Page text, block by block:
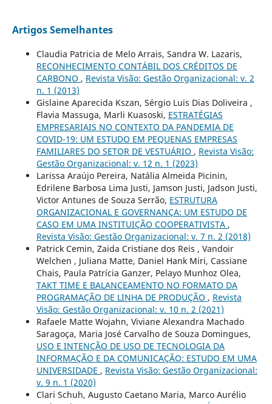
Artigos Semelhantes
Claudia Patricia de Melo Arrais, Sandra W. Lazaris,
RECONHECIMENTO CONTÁBIL DOS CRÉDITOS DE
CARBONO , Revista Visão: Gestão Organizacional: v. 2
n. 1 (2013)
Gislaine Aparecida Kszan, Sérgio Luis Dias Doliveira ,
Flavia Massuga, Marli Kuasoski, ESTRATÉGIAS
EMPRESARIAIS NO CONTEXTO DA PANDEMIA DE
COVID-19: UM ESTUDO EM PEQUENAS EMPRESAS
FAMILIARES DO SETOR DE VESTUÁRIO , Revista Visão:
Gestão Organizacional: v. 12 n. 1 (2023)
Larissa Araújo Pereira, Natália Almeida Picinin,
Edrilene Barbosa Lima Justi, Jamson Justi, Jadson Justi,
Victor Antunes de Souza Serrão, ESTRUTURA
ORGANIZACIONAL E GOVERNANÇA: UM ESTUDO DE
CASO EM UMA INSTITUIÇÃO COOPERATIVISTA ,
Revista Visão: Gestão Organizacional: v. 7 n. 2 (2018)
Patrick Cemin, Zaida Cristiane dos Reis , Vandoir
Welchen , Juliana Matte, Daniel Hank Miri, Cassiane
Chais, Paula Patrícia Ganzer, Pelayo Munhoz Olea,
TAKT TIME E BALANCEAMENTO NO FORMATO DA
PROGRAMAÇÃO DE LINHA DE PRODUÇÃO , Revista
Visão: Gestão Organizacional: v. 10 n. 2 (2021)
Rafaele Matte Wojahn, Viviane Alexandra Machado
Saragoça, Maria José Carvalho de Souza Domingues,
USO E INTENÇÃO DE USO DE TECNOLOGIA DA
INFORMAÇÃO E DA COMUNICAÇÃO: ESTUDO EM UMA
UNIVERSIDADE , Revista Visão: Gestão Organizacional:
v. 9 n. 1 (2020)
Clari Schuh, Augusto Caetano Maria, Marco Aurélio